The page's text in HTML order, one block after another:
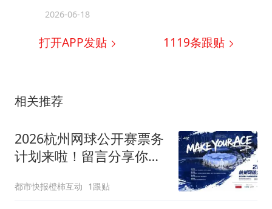
2026-06-18
打开APP发贴 1119条跟贴
相关推荐
2026杭州网球公开赛票务
计划来啦！留言分享你的
都市快报橙柿互动 1跟贴